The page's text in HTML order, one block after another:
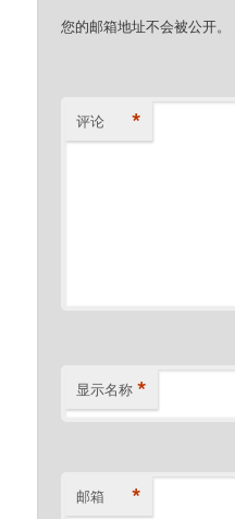
您的邮箱地址不会被公开。
评论 *
显示名称 *
邮箱 *